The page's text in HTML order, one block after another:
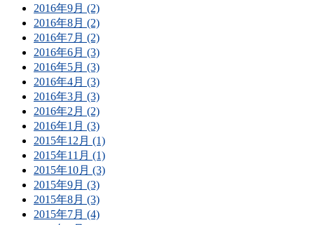
2016年9月 (2)
2016年8月 (2)
2016年7月 (2)
2016年6月 (3)
2016年5月 (3)
2016年4月 (3)
2016年3月 (3)
2016年2月 (2)
2016年1月 (3)
2015年12月 (1)
2015年11月 (1)
2015年10月 (3)
2015年9月 (3)
2015年8月 (3)
2015年7月 (4)